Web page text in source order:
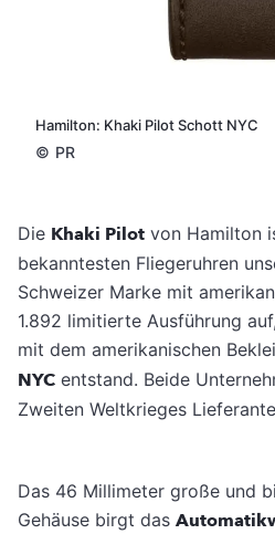
Hamilton: Khaki Pilot Schott NYC
© PR
Die Khaki Pilot von Hamilton
bekanntesten Fliegeruhren
Schweizer Marke mit
1.892 limitierte Ausführung
mit dem amerikanischen
NYC entstand. Beide
Zweiten Weltkrieges
Das 46 Millimeter große und
Gehäuse birgt das